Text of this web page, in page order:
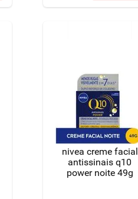
nivea creme facial
antissinais q10
power noite 49g